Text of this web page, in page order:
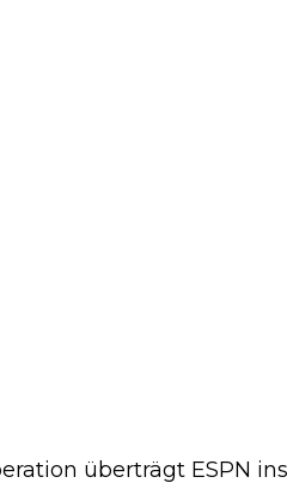
überträgt ESPN